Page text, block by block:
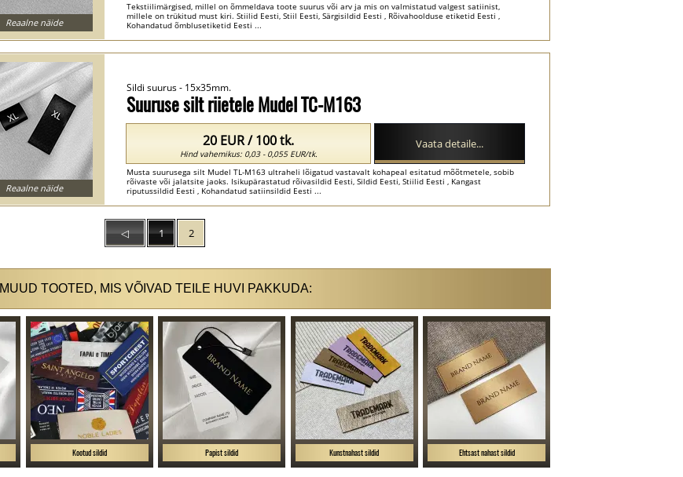
Tekstiilimärgised, millel on õmmeldava toote suurus või arv ja mis on valmistatud valgest satiinist,
millele on trükitud must kiri. Stiilid Eesti, Stiil Eesti, Särgisildid Eesti , Rõivahoolduse etiketid Eesti ,
Kohandatud õmblusetiketid Eesti ...
Reaalne näide
Suuruse silt riietele Mudel TC-M163
Sildi suurus - 15x35mm.
Musta suurusega silt Mudel TL-M163 ultraheli lõigatud vastavalt kohapeal esitatud mõõtmetele, sobib
rõivaste või jalatsite jaoks. Isikupärastatud rõivasildid Eesti, Sildid Eesti, Stiilid Eesti , Kangast
riputussildid Eesti , Kohandatud satiinsildid Eesti ...
20 EUR / 100 tk.
Hind vahemikus: 0,03 - 0,055 EUR/tk.
Vaata detaile...
Reaalne näide
◁ 1 2
MUUD TOOTED, MIS VÕIVAD TEILE HUVI PAKKUDA:
Kootud sildid Papist sildid Kunstnahast sildid Ehtsast nahast sildid